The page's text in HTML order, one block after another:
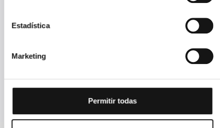
Estadística
Marketing
Permitir todas
Enviándonos un WhatsApp